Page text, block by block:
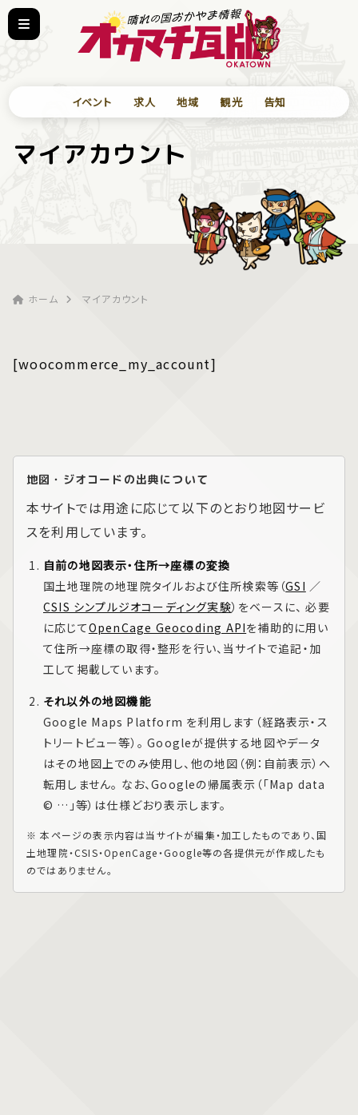
イベント 求人 地域 観光 告知
マイアカウント
ホーム マイアカウント
[woocommerce_my_account]
地図・ジオコードの出典について
本サイトでは用途に応じて以下のとおり地図サービ
スを利用しています。
自前の地図表示・住所→座標の変換
国土地理院の地理院タイルおよび住所検索等（GSI ／
CSIS シンプルジオコーディング実験）をベースに、 必要
に応じてOpenCage Geocoding APIを補助的に用い
て住所→座標の取得・整形を行い、当サイトで追記・加
工して掲載しています。
それ以外の地図機能
Google Maps Platform を利用します（経路表示・ス
トリートビュー等）。 Googleが提供する地図やデータ
はその地図上でのみ使用し、他の地図（例：自前表示）へ
転用しません。 なお、Googleの帰属表示（「Map data
© …」等）は仕様どおり表示します。
※ 本ページの表示内容は当サイトが編集・加工したものであり、国
土地理院・CSIS・OpenCage・Google等の各提供元が作成したも
のではありません。